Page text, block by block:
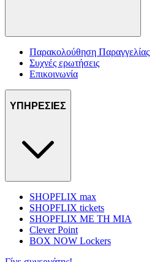
Παρακολούθηση Παραγγελίας
Συχνές ερωτήσεις
Επικοινωνία
ΥΠΗΡΕΣΙΕΣ
SHOPFLIX max
SHOPFLIX tickets
SHOPFLIX ΜΕ ΤΗ ΜΙΑ
Clever Point
BOX NOW Lockers